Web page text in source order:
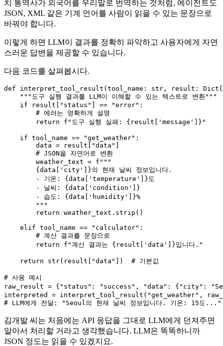
치 통역사가 외국어를 우리말로 번역하는 것처럼, 에이전트도
JSON, XML 같은 기계 언어를 사람이 읽을 수 있는 문장으로
바꿔야 합니다.
이렇게 하면 LLM이 결과를 정확히 파악하고 사용자에게 자연
스러운 답변을 제공할 수 있습니다.
다음 코드를 살펴봅시다.
def interpret_tool_result ( tool_name: str , result: Dict
"""도구 실행 결과를 LLM이 이해할 수 있는 텍스트로 변환"""
if result[ "status" ] == "error" :
# 에러는 명확하게 설명
return
f"도구 실행 실패: {result[ 'message' ]} "
if tool_name == "get_weather" :
        data = result[
"data"
# JSON을 자연어로 변환
        weather_text =
f"""
{data[
'city' ]}의 현재 날씨 정보입니다.
        - 기온:
{data[ 'temperature' ]}도
        - 날씨:
{data[ 'condition'
]}
        - 습도:
{data[ 'humidity' ]}%
        """
return weather_text.strip()
elif tool_name == "calculator" :
# 계산 결과를 문장으로
return
f"계산 결과는 {result[ 'data' ]}입니다."
return str(result[ "data" ]) # 기본값
# 사용 예시
raw_result = { "status" : "success" , "data" : { "city" :
interpreted = interpret_tool_result( "get_weather"
# LLM에게 전달: "Seoul의 현재 날씨 정보입니다. 기온: 15도..."
김개발 씨는 처음에는 API 응답을 그대로 LLM에게 던져주면
알아서 처리할 거라고 생각했습니다. LLM은 똑똑하니까
JSON 정도는 읽을 수 있겠지요.